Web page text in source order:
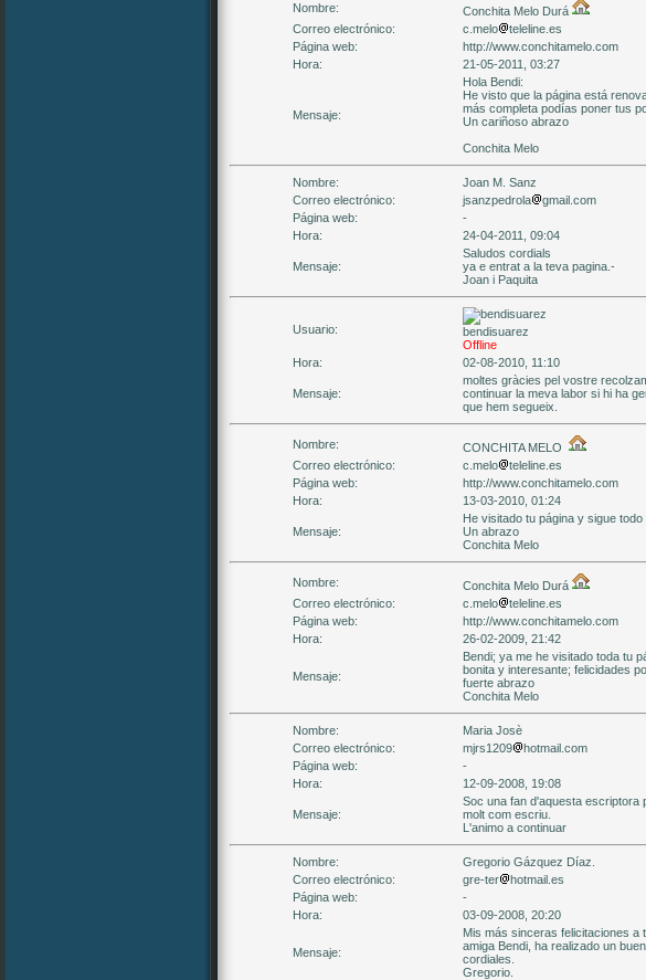
Nombre:
Conchita Melo Durá
Correo electrónico:
c.melo
teleline.es
Página web:
http://www.conchitamelo.com
Hora:
21-05-2011, 03:27
Mensaje:
Hola Bendi:
He visto que la página está
más completa podías poner tus
Un cariñoso abrazo
Conchita Melo
Nombre:
Joan M. Sanz
Correo electrónico:
jsanzpedrola
gmail.com
Página web:
-
Hora:
24-04-2011, 09:04
Mensaje:
Saludos cordials
ya e entrat a la teva pagina.-
Joan i Paquita
Usuario:
bendisuarez
Offline
Hora:
02-08-2010, 11:10
Mensaje:
moltes gràcies pel vostre
continuar la meva labor si hi ha
que hem segueix.
Nombre:
CONCHITA MELO
Correo electrónico:
c.melo
teleline.es
Página web:
http://www.conchitamelo.com
Hora:
13-03-2010, 01:24
Mensaje:
He visitado tu página y sigue todo
Un abrazo
Conchita Melo
Nombre:
Conchita Melo Durá
Correo electrónico:
c.melo
teleline.es
Página web:
http://www.conchitamelo.com
Hora:
26-02-2009, 21:42
Mensaje:
Bendi; ya me he visitado toda tu
bonita y interesante; felicidades
fuerte abrazo
Conchita Melo
Nombre:
Maria Josè
Correo electrónico:
mjrs1209
hotmail.com
Página web:
-
Hora:
12-09-2008, 19:08
Mensaje:
Soc una fan d'aquesta escriptora
molt com escriu.
L'animo a continuar
Nombre:
Gregorio Gázquez Díaz.
Correo electrónico:
gre-ter
hotmail.es
Página web:
-
Hora:
03-09-2008, 20:20
Mensaje:
Mis más sinceras felicitaciones a
amiga Bendi, ha realizado un
cordiales.
Gregorio.